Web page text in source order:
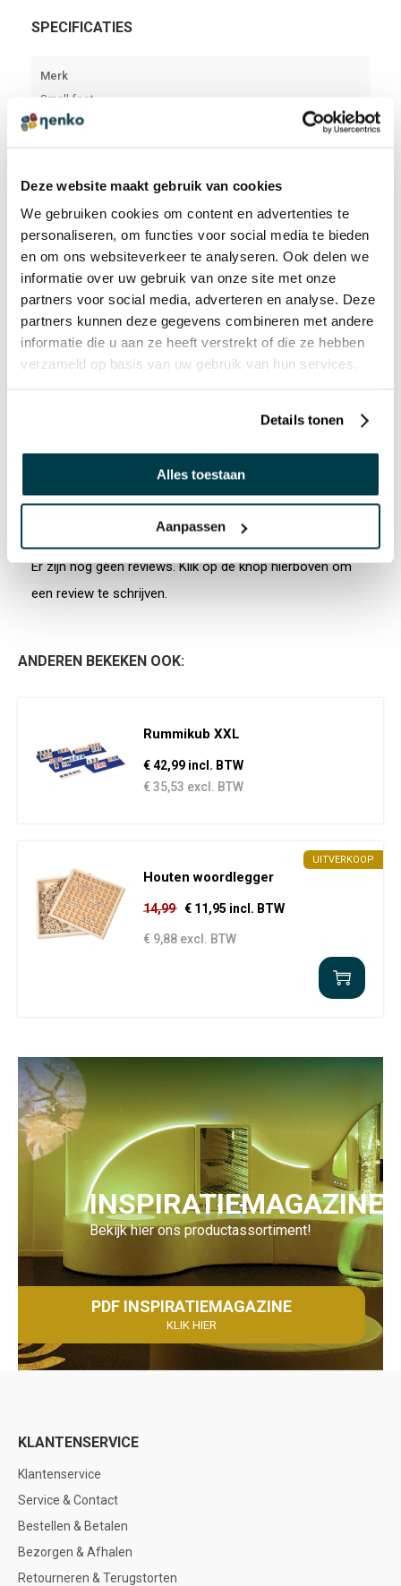
Deze website maakt gebruik van cookies
We gebruiken cookies om content en advertenties te
personaliseren, om functies voor social media te bieden
en om ons websiteverkeer te analyseren. Ook delen we
informatie over uw gebruik van onze site met onze
partners voor social media, adverteren en analyse. Deze
partners kunnen deze gegevens combineren met andere
informatie die u aan ze heeft verstrekt of die ze hebben
verzameld op basis van uw gebruik van hun services.
Details tonen
Alles toestaan
Aanpassen
SPECIFICATIES
Merk
Small foot
2-4
HANDLEIDING
HANDLEIDING 12568480 NL DOWNLOADEN
PRODUCTREVIEWS SCHRIJF EEN REVIEW
Er zijn nog geen reviews. Klik op de knop hierboven om
een review te schrijven.
ANDEREN BEKEKEN OOK:
Rummikub XXL
€ 42,99 incl. BTW
€ 35,53 excl. BTW
UITVERKOOP
Houten woordlegger
€ 11,95 incl. BTW
14,99
€ 9,88 excl. BTW
INSPIRATIEMAGAZINE
Bekijk hier ons productassortiment!
PDF INSPIRATIEMAGAZINE
KLIK HIER
KLANTENSERVICE
Klantenservice
Service & Contact
Bestellen & Betalen
Bezorgen & Afhalen
Retourneren & Terugstorten